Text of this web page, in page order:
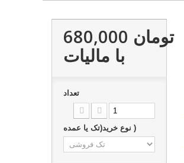
680,000 تومان
با ماليات
تعداد
نوع خرید(تک یا عمده )